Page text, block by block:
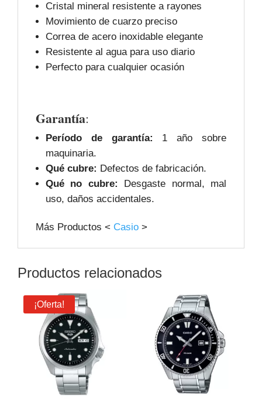
Cristal mineral resistente a rayones
Movimiento de cuarzo preciso
Correa de acero inoxidable elegante
Resistente al agua para uso diario
Perfecto para cualquier ocasión
Garantía:
Período de garantía: 1 año sobre
maquinaria.
Qué cubre: Defectos de fabricación.
Qué no cubre: Desgaste normal, mal
uso, daños accidentales.
Más Productos < Casio >
Productos relacionados
¡Oferta!